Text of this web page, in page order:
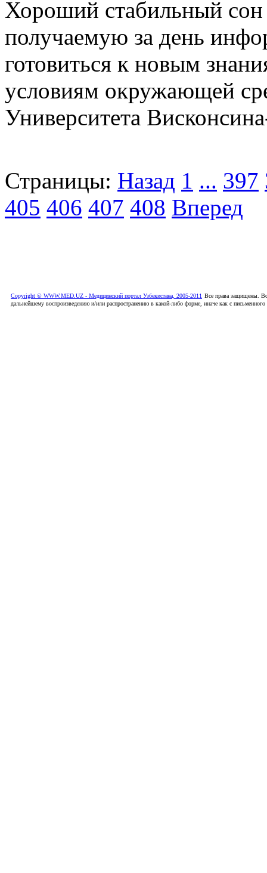
Хороший стабильный сон
получаемую за день
готовиться к новым
условиям окружающей
Университета
Страницы: Назад 1 ... 397
405 406 407 408 Вперед
Copyright © WWW.MED.UZ - Медицинский портал Узбекистана, 2005-2011 Все права защищены.
дальнейшему воспроизведению и/или распространению в какой-либо форме, иначе как с